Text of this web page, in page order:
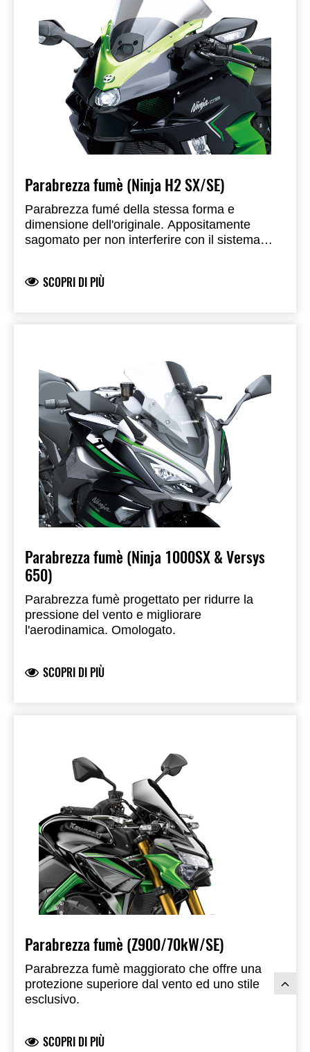
Parabrezza fumè (Ninja H2 SX/SE)
Parabrezza fumé della stessa forma e
dimensione dell'originale. Appositamente
sagomato per non interferire con il sistema
SCOPRI DI PIÙ
Parabrezza fumè (Ninja 1000SX & Versys
650)
Parabrezza fumè progettato per ridurre la
pressione del vento e migliorare
l'aerodinamica. Omologato.
SCOPRI DI PIÙ
Parabrezza fumè (Z900/70kW/SE)
Parabrezza fumè maggiorato che offre una
protezione superiore dal vento ed uno stile
esclusivo.
SCOPRI DI PIÙ